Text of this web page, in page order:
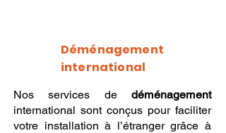
Déménagement
international
Nos services dedéménagement
international sont conçus pour faciliter
votre installation à l’étranger grâce à